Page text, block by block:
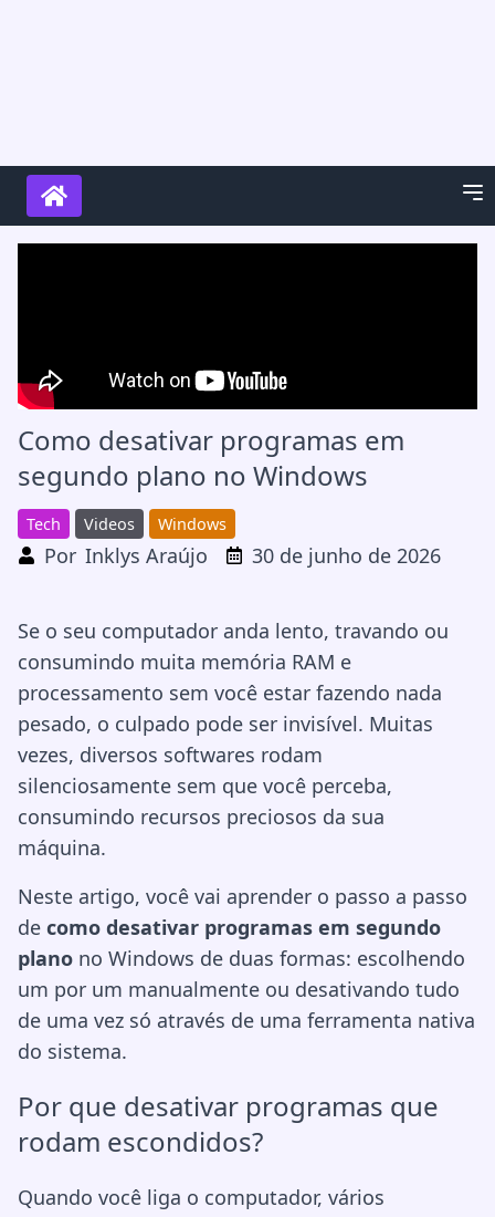
Como desativar programas em
segundo plano no Windows
Tech Videos Windows
Por Inklys Araújo 30 de junho de 2026
Se o seu computador anda lento, travando ou
consumindo muita memória RAM e
processamento sem você estar fazendo nada
pesado, o culpado pode ser invisível. Muitas
vezes, diversos softwares rodam
silenciosamente sem que você perceba,
consumindo recursos preciosos da sua
máquina.
Neste artigo, você vai aprender o passo a passo
de como desativar programas em segundo
plano no Windows de duas formas: escolhendo
um por um manualmente ou desativando tudo
de uma vez só através de uma ferramenta nativa
do sistema.
Por que desativar programas que
rodam escondidos?
Quando você liga o computador, vários